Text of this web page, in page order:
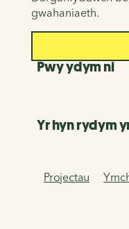
gwahaniaeth.
Pwy ydym ni
Yr hyn rydym
Projectau